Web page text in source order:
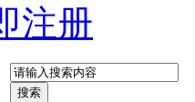
注册
搜索